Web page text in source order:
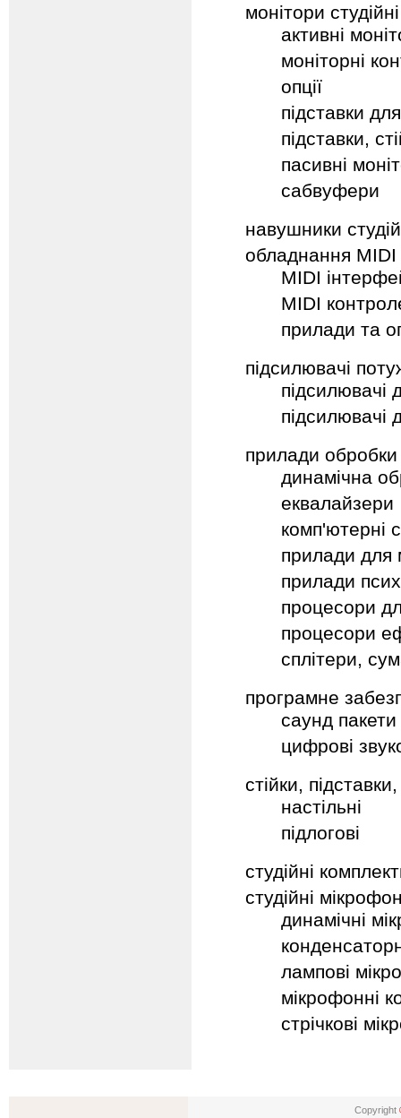
монітори студійні
активні
моніторні
опції
підставки
підставки,
пасивні
сабвуфери
навушники
обладнання MIDI
MIDI
MIDI
прилади та
підсилювачі
підсилювачі
підсилювачі
прилади обробки
динамічна
еквалайзери
комп'ютерні
прилади для
прилади
процесори
процесори
сплітери,
програмне
саунд пакети
цифрові
стійки,
настільні
підлогові
студійні
студійні
динамічні
лампові
мікрофонні
стрічкові
Copyright